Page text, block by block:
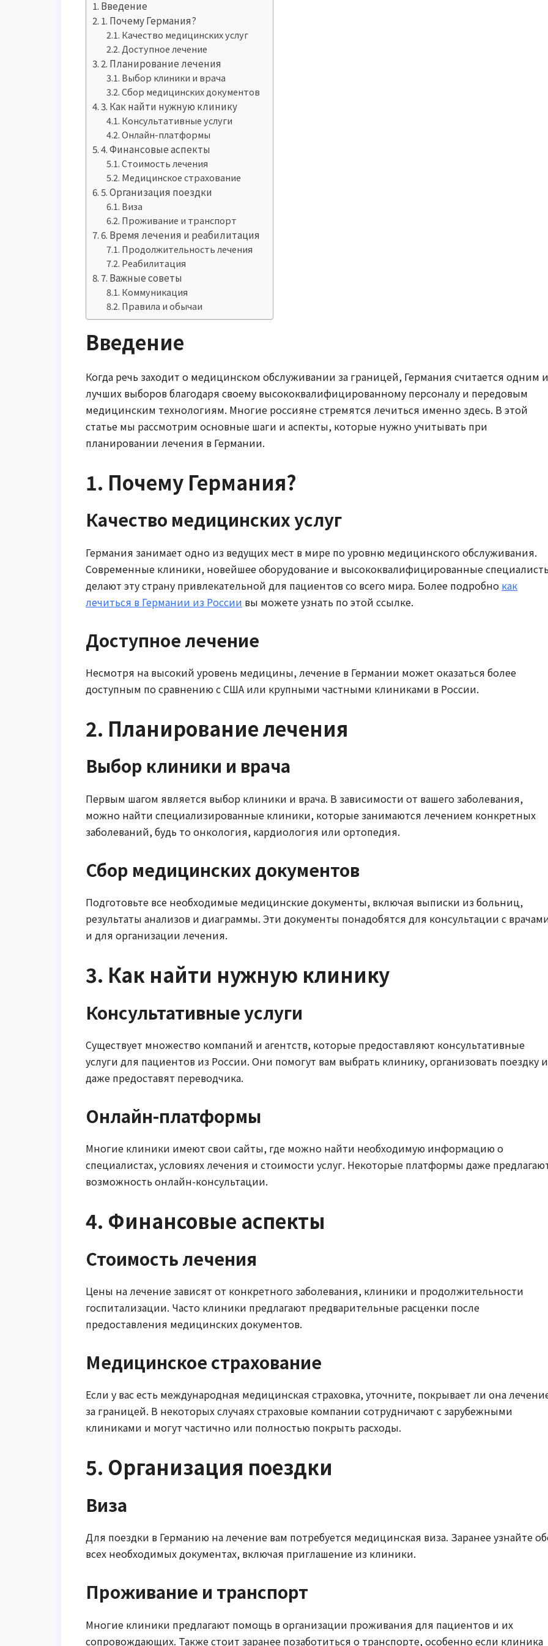
Введение
1. Почему Германия?
Качество медицинских услуг
Доступное лечение
2. Планирование лечения
Выбор клиники и врача
Сбор медицинских документов
3. Как найти нужную клинику
Консультативные услуги
Онлайн-платформы
4. Финансовые аспекты
Стоимость лечения
Медицинское страхование
5. Организация поездки
Виза
Проживание и транспорт
6. Время лечения и реабилитация
Продолжительность лечения
Реабилитация
7. Важные советы
Коммуникация
Правила и обычаи
Введение
Когда речь заходит о медицинском обслуживании за границей, Германия считается одним
лучших выборов благодаря своему высококвалифицированному персоналу и передовым
медицинским технологиям. Многие россияне стремятся лечиться именно здесь. В этой
статье мы рассмотрим основные шаги и аспекты, которые нужно учитывать при
планировании лечения в Германии.
1. Почему Германия?
Качество медицинских услуг
Германия занимает одно из ведущих мест в мире по уровню медицинского обслуживания.
Современные клиники, новейшее оборудование и высококвалифицированные
делают эту страну привлекательной для пациентов со всего мира. Более подробно как
лечиться в Германии из России вы можете узнать по этой ссылке.
Доступное лечение
Несмотря на высокий уровень медицины, лечение в Германии может оказаться более
доступным по сравнению с США или крупными частными клиниками в России.
2. Планирование лечения
Выбор клиники и врача
Первым шагом является выбор клиники и врача. В зависимости от вашего заболевания,
можно найти специализированные клиники, которые занимаются лечением конкретных
заболеваний, будь то онкология, кардиология или ортопедия.
Сбор медицинских документов
Подготовьте все необходимые медицинские документы, включая выписки из больниц,
результаты анализов и диаграммы. Эти документы понадобятся для консультации с
и для организации лечения.
3. Как найти нужную клинику
Консультативные услуги
Существует множество компаний и агентств, которые предоставляют консультативные
услуги для пациентов из России. Они помогут вам выбрать клинику, организовать поездку и
даже предоставят переводчика.
Онлайн-платформы
Многие клиники имеют свои сайты, где можно найти необходимую информацию о
специалистах, условиях лечения и стоимости услуг. Некоторые платформы даже
возможность онлайн-консультации.
4. Финансовые аспекты
Стоимость лечения
Цены на лечение зависят от конкретного заболевания, клиники и продолжительности
госпитализации. Часто клиники предлагают предварительные расценки после
предоставления медицинских документов.
Медицинское страхование
Если у вас есть международная медицинская страховка, уточните, покрывает ли она
за границей. В некоторых случаях страховые компании сотрудничают с зарубежными
клиниками и могут частично или полностью покрыть расходы.
5. Организация поездки
Виза
Для поездки в Германию на лечение вам потребуется медицинская виза. Заранее узнайте
всех необходимых документах, включая приглашение из клиники.
Проживание и транспорт
Многие клиники предлагают помощь в организации проживания для пациентов и их
сопровождающих. Также стоит заранее позаботиться о транспорте, особенно если клиника